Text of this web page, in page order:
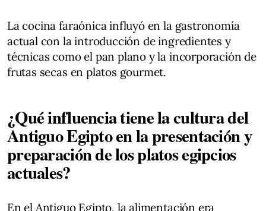
La cocina faraónica influyó en la gastronomía
actual con la introducción de ingredientes y
técnicas como el pan plano y la incorporación de
frutas secas en platos gourmet.
¿Qué influencia tiene la cultura del
Antiguo Egipto en la presentación y
preparación de los platos egipcios
actuales?
En el Antiguo Egipto, la alimentación era